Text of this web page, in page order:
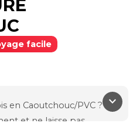
facile
keyboard_arrow_down
en Caoutchouc/PVC ?
et ne laisse pas